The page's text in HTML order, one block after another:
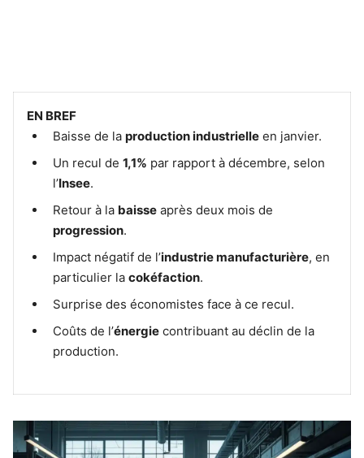
EN BREF
Baisse de la production industrielle en janvier.
Un recul de 1,1% par rapport à décembre, selon
l’Insee.
Retour à la baisse après deux mois de
progression.
Impact négatif de l’industrie manufacturière, en
particulier la cokéfaction.
Surprise des économistes face à ce recul.
Coûts de l’énergie contribuant au déclin de la
production.